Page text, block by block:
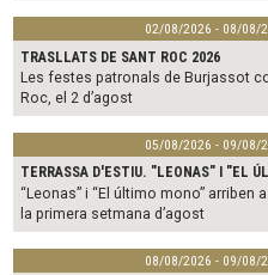
02/08/2026 - 08/08/
TRASLLATS DE SANT ROC 2026
Les festes patronals de Burjassot
Roc, el 2 d’agost
05/08/2026 - 09/08/
TERRASSA D'ESTIU. "LEONAS" I "EL
“Leonas” i “El último mono” arriben
la primera setmana d’agost
08/08/2026 - 09/08/